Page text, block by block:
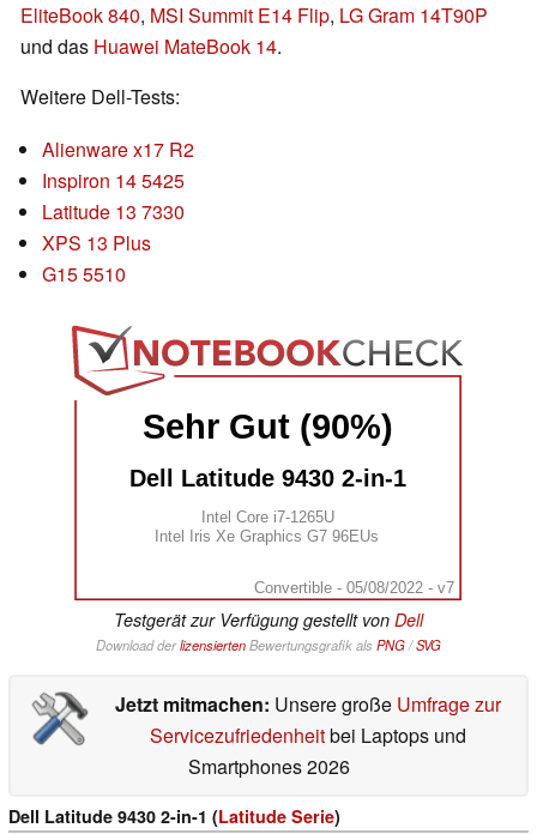
EliteBook 840, MSI Summit E14 Flip, LG Gram 14T90P
und das Huawei MateBook 14.
Weitere Dell-Tests:
Alienware x17 R2
Inspiron 14 5425
Latitude 13 7330
XPS 13 Plus
G15 5510
Sehr Gut (90%)
Dell Latitude 9430 2-in-1
Intel Core i7-1265U
Intel Iris Xe Graphics G7 96EUs
Convertible - 05/08/2022 - v7
Testgerät zur Verfügung gestellt von Dell
Download derlizensiertenBewertungsgrafik als PNG/SVG
Jetzt mitmachen: Unsere große Umfrage zur
Servicezufriedenheitbei Laptops und
Smartphones 2026
Dell Latitude 9430 2-in-1 (Latitude Serie)